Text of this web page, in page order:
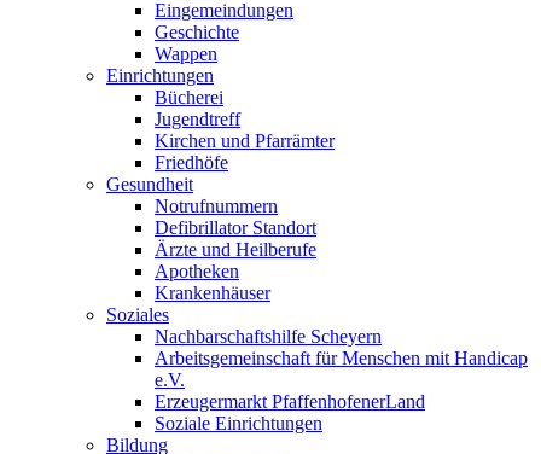
Eingemeindungen
Geschichte
Wappen
Einrichtungen
Bücherei
Jugendtreff
Kirchen und Pfarrämter
Friedhöfe
Gesundheit
Notrufnummern
Defibrillator Standort
Ärzte und Heilberufe
Apotheken
Krankenhäuser
Soziales
Nachbarschaftshilfe Scheyern
Arbeitsgemeinschaft für Menschen mit Handicap
e.V.
Erzeugermarkt PfaffenhofenerLand
Soziale Einrichtungen
Bildung